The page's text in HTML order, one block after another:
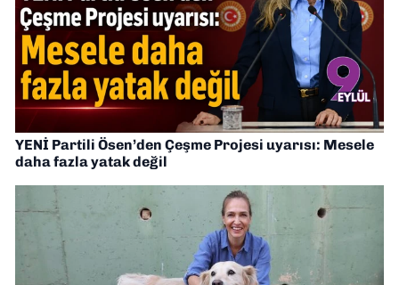
YENİ Partili Ösen’den Çeşme Projesi uyarısı: Mesele
daha fazla yatak değil